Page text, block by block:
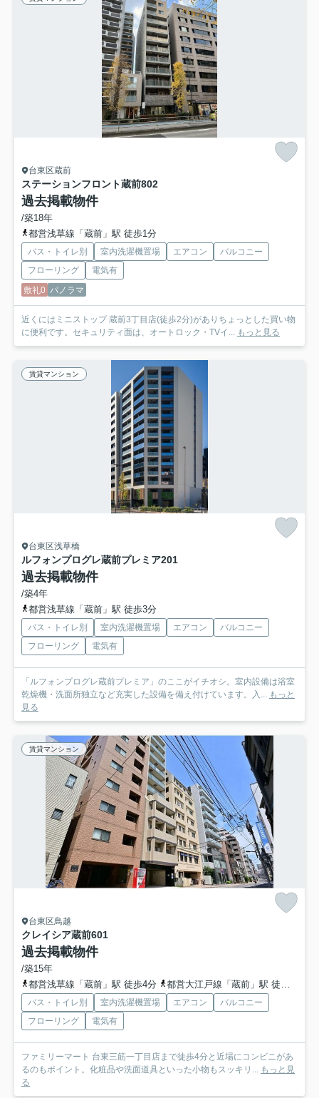
台東区蔵前
ステーションフロント蔵前802
過去掲載物件
/築18年
都営浅草線「蔵前」駅 徒歩1分
バス・トイレ別 室内洗濯機置場 エアコン
バルコニー
フローリング
電気有
敷礼0 パノラマ
近くにはミニストップ 蔵前3丁目店(徒歩2分)がありちょっとした買い物
に便利です。セキュリティ面は、オートロック・TVイ... もっと見る
賃貸マンション
台東区浅草橋
ルフォンプログレ蔵前プレミア201
過去掲載物件
/築4年
都営浅草線「蔵前」駅 徒歩3分
バス・トイレ別 室内洗濯機置場 エアコン
バルコニー
フローリング
電気有
「ルフォンプログレ蔵前プレミア」のここがイチオシ。室内設備は浴室
乾燥機・洗面所独立など充実した設備を備え付けています。入... もっと
見る
賃貸マンション
台東区鳥越
クレイシア蔵前601
過去掲載物件
/築15年
都営浅草線「蔵前」駅 徒歩4分
都営大江戸線「蔵前」駅 徒歩5分
バス・トイレ別 室内洗濯機置場 エアコン
バルコニー
フローリング
電気有
ファミリーマート 台東三筋一丁目店まで徒歩4分と近場にコンビニがあ
るのもポイント。化粧品や洗面道具といった小物もスッキリ... もっと見
る